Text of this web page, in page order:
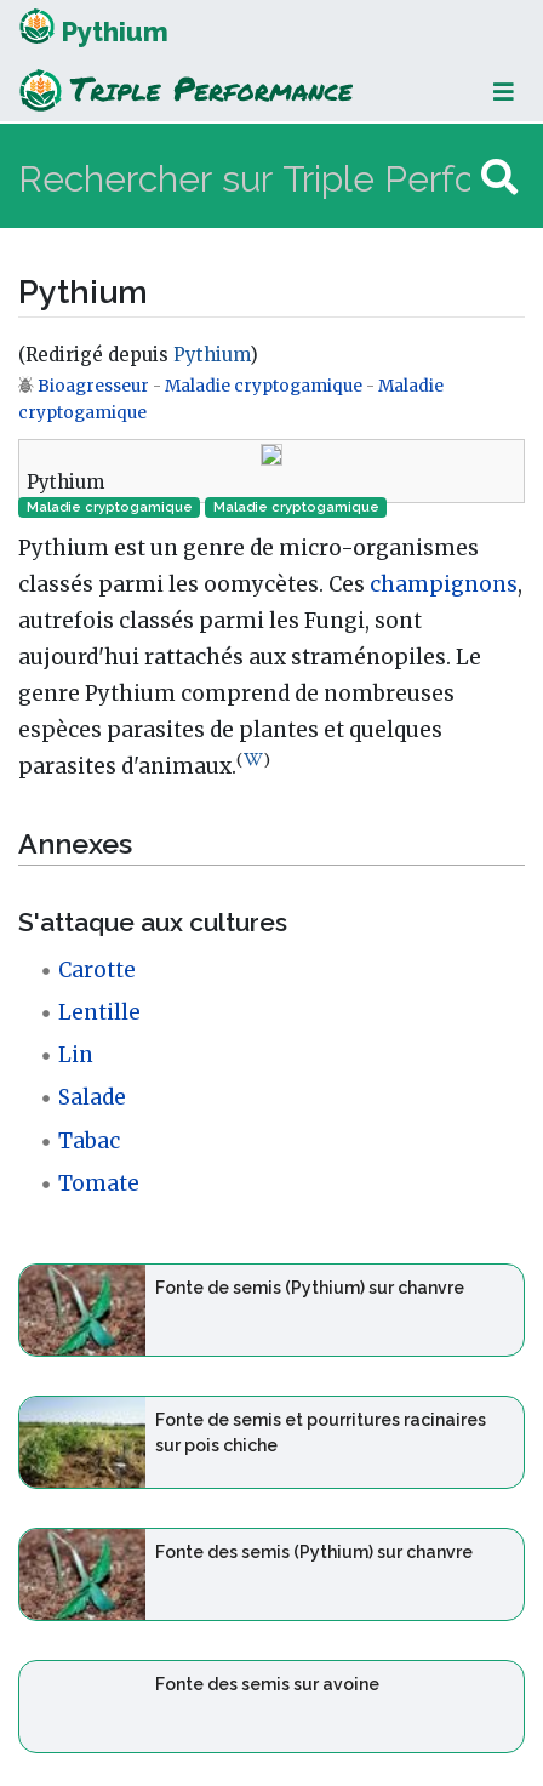
Pythium
Pythium
(Redirigé depuis Pythium)
Aller à :navigation,rechercher
Bioagresseur - Maladie cryptogamique - Maladie
cryptogamique
Pythium
Maladie cryptogamique Maladie cryptogamique‎
Pythium est un genre de micro-organismes
classés parmi les oomycètes. Ces champignons,
autrefois classés parmi les Fungi, sont
aujourd'hui rattachés aux straménopiles. Le
genre Pythium comprend de nombreuses
espèces parasites de plantes et quelques
parasites d'animaux.( )
Annexes
S'attaque aux cultures
Carotte
Lentille
Lin
Salade
Tabac
Tomate
Fonte de semis (Pythium) sur chanvre
Fonte de semis et pourritures racinaires
sur pois chiche
Fonte des semis (Pythium) sur chanvre
Fonte des semis sur avoine